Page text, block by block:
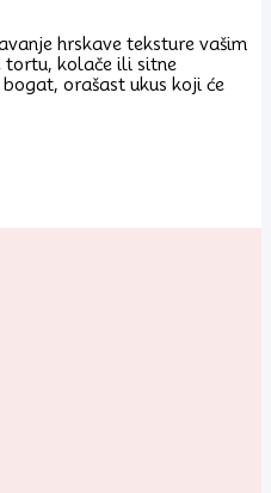
hrskave teksture vašim
tortu, kolače ili sitne
orašast ukus koji će